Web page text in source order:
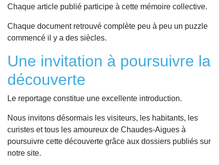
Chaque article publié participe à cette mémoire collective.
Chaque document retrouvé complète peu à peu un puzzle
commencé il y a des siècles.
Une invitation à poursuivre la
découverte
Le reportage constitue une excellente introduction.
Nous invitons désormais les visiteurs, les habitants, les
curistes et tous les amoureux de Chaudes-Aigues à
poursuivre cette découverte grâce aux dossiers publiés sur
notre site.